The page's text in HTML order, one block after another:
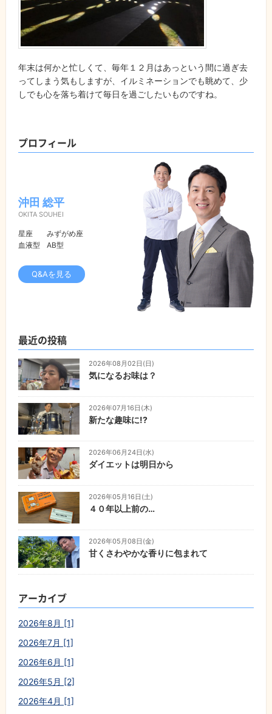
年末は何かと忙しくて、毎年１２月はあっという間に過ぎ去
ってしまう気もしますが、イルミネーションでも眺めて、少
しでも心を落ち着けて毎日を過ごしたいものですね。
プロフィール
沖田 総平
OKITA SOUHEI
星座
みずがめ座
血液型
AB型
Q&Aを見る
最近の投稿
2026年08月02日(日)
気になるお味は？
2026年07月16日(木)
新たな趣味に!?
2026年06月24日(水)
ダイエットは明日から
2026年05月16日(土)
４０年以上前の…
2026年05月08日(金)
甘くさわやかな香りに包まれて
アーカイブ
2026年8月 [1]
2026年7月 [1]
2026年6月 [1]
2026年5月 [2]
2026年4月 [1]